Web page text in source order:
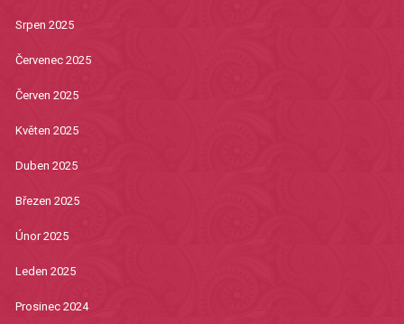
Srpen 2025
Červenec 2025
Červen 2025
Květen 2025
Duben 2025
Březen 2025
Únor 2025
Leden 2025
Prosinec 2024